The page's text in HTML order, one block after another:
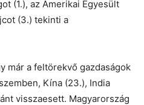
(1.), az Amerikai Egyesült
(3.) tekinti a
már a feltörekvő gazdaságok
Kína (23.), India
visszaesett. Magyarország